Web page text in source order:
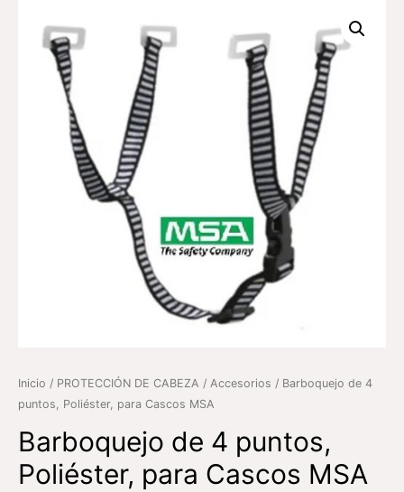
Inicio / PROTECCIÓN DE CABEZA / Accesorios / Barboquejo de 4
puntos, Poliéster, para Cascos MSA
Barboquejo de 4 puntos,
Poliéster, para Cascos MSA